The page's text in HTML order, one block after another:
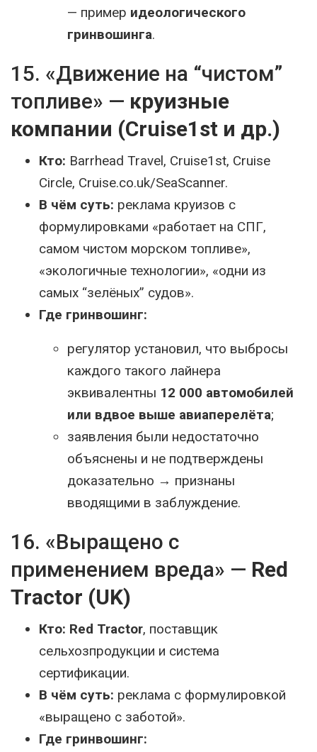
— пример идеологического
гринвошинга.
15. «Движение на “чистом”
топливе» — круизные
компании (Cruise1st и др.)
Кто: Barrhead Travel, Cruise1st, Cruise
Circle, Cruise.co.uk/SeaScanner.
В чём суть: реклама круизов с
формулировками «работает на СПГ,
самом чистом морском топливе»,
«экологичные технологии», «одни из
самых “зелёных” судов».
Где гринвошинг:
регулятор установил, что выбросы
каждого такого лайнера
эквивалентны 12 000 автомобилей
или вдвое выше авиаперелёта;
заявления были недостаточно
объяснены и не подтверждены
доказательно → признаны
вводящими в заблуждение.
16. «Выращено с
применением вреда» — Red
Tractor (UK)
Кто: Red Tractor, поставщик
сельхозпродукции и система
сертификации.
В чём суть: реклама с формулировкой
«выращено с заботой».
Где гринвошинг: